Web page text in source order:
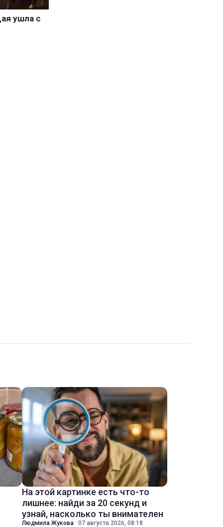
На этой картинке есть что-то
лишнее: найди за 20 секунд и
узнай, насколько ты внимателен
Людмила Жукова · 07 августа 2026, 08:18